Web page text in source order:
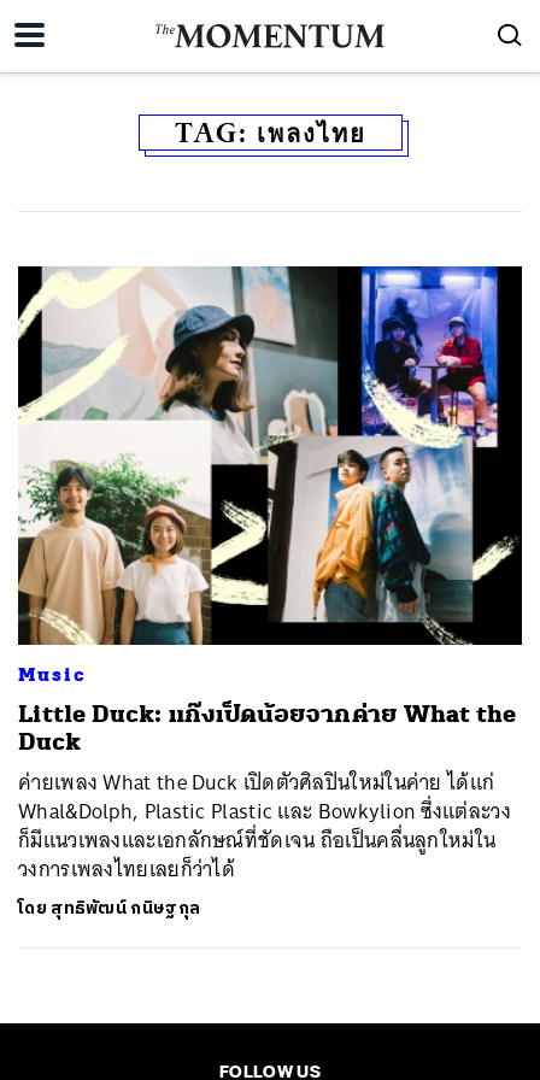
TAG: เพลงไทย
Music
Little Duck: แก๊งเป็ดน้อยจากค่าย What the
Duck
ค่ายเพลง What the Duck เปิดตัวศิลปินใหม่ในค่าย ได้แก่
Whal&Dolph, Plastic Plastic และ Bowkylion ซึ่งแต่ละวง
ก็มีแนวเพลงและเอกลักษณ์ที่ชัดเจน ถือเป็นคลื่นลูกใหม่ใน
วงการเพลงไทยเลยก็ว่าได้
โดย สุทธิพัฒน์ กนิษฐกุล
FOLLOW US
ค้นหา
SHARE TWEET